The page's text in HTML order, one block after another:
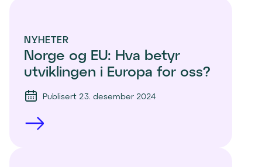
NYHETER
Norge og EU: Hva betyr
utviklingen i Europa for oss?
Publisert 23. desember 2024